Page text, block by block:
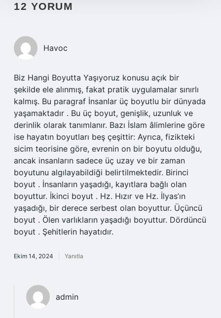
12 YORUM
Havoc
Biz Hangi Boyutta Yaşıyoruz konusu açık bir
şekilde ele alınmış, fakat pratik uygulamalar sınırlı
kalmış. Bu paragraf İnsanlar üç boyutlu bir dünyada
yaşamaktadır . Bu üç boyut, genişlik, uzunluk ve
derinlik olarak tanımlanır. Bazı İslam âlimlerine göre
ise hayatın boyutları beş çeşittir: Ayrıca, fizikteki
sicim teorisine göre, evrenin on bir boyutu olduğu,
ancak insanların sadece üç uzay ve bir zaman
boyutunu algılayabildiği belirtilmektedir. Birinci
boyut . İnsanların yaşadığı, kayıtlara bağlı olan
boyuttur. İkinci boyut . Hz. Hızır ve Hz. İlyas’ın
yaşadığı, bir derece serbest olan boyuttur. Üçüncü
boyut . Ölen varlıkların yaşadığı boyuttur. Dördüncü
boyut . Şehitlerin hayatıdır.
Ekim 14, 2024 Yanıtla
admin